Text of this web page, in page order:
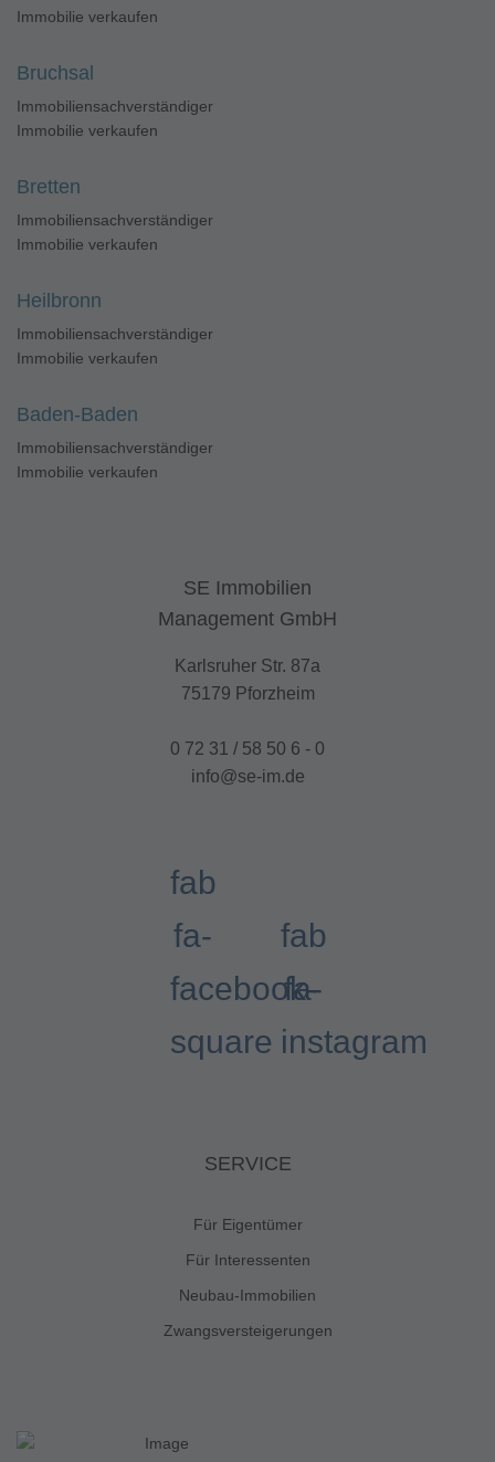
Immobilie verkaufen
Bruchsal
Immobiliensachverständiger
Immobilie verkaufen
Bretten
Immobiliensachverständiger
Immobilie verkaufen
Heilbronn
Immobiliensachverständiger
Immobilie verkaufen
Baden-Baden
Immobiliensachverständiger
Immobilie verkaufen
SE Immobilien
Management GmbH
Karlsruher Str. 87a
75179 Pforzheim
0 72 31 / 58 50 6 - 0
info@se-im.de
fab
fa-
facebook-
square
fab
fa-
instagram
SERVICE
Für Eigentümer
Für Interessenten
Neubau-Immobilien
Zwangsversteigerungen